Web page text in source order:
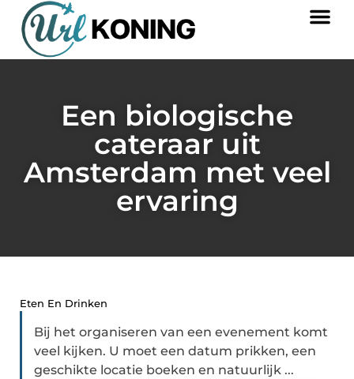
Een biologische
cateraar uit
Amsterdam met veel
ervaring
Eten En Drinken
Bij het organiseren van een evenement komt
veel kijken. U moet een datum prikken, een
geschikte locatie boeken en natuurlijk ...